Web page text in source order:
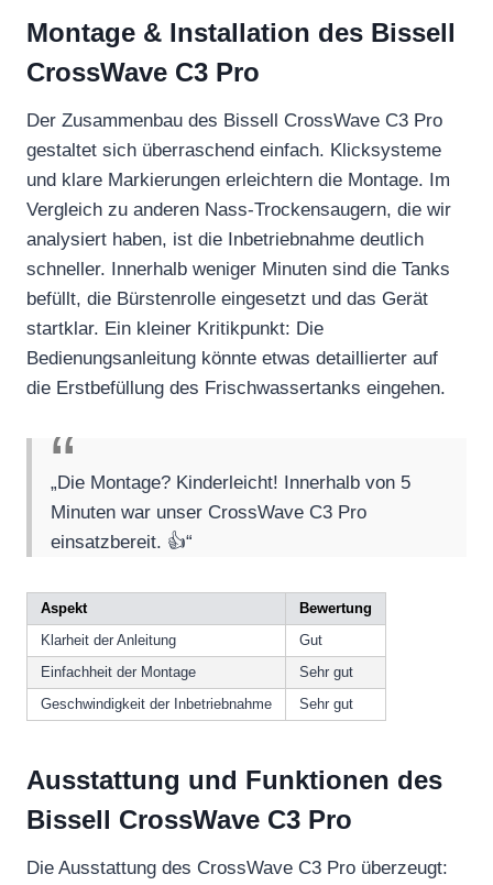
Montage & Installation des Bissell
CrossWave C3 Pro
Der Zusammenbau des Bissell CrossWave C3 Pro
gestaltet sich überraschend einfach. Klicksysteme
und klare Markierungen erleichtern die Montage. Im
Vergleich zu anderen Nass-Trockensaugern, die wir
analysiert haben, ist die Inbetriebnahme deutlich
schneller. Innerhalb weniger Minuten sind die Tanks
befüllt, die Bürstenrolle eingesetzt und das Gerät
startklar. Ein kleiner Kritikpunkt: Die
Bedienungsanleitung könnte etwas detaillierter auf
die Erstbefüllung des Frischwassertanks eingehen.
„Die Montage? Kinderleicht! Innerhalb von 5
Minuten war unser CrossWave C3 Pro
einsatzbereit. 👍“
Aspekt
Bewertung
Klarheit der Anleitung
Gut
Einfachheit der Montage
Sehr gut
Geschwindigkeit der Inbetriebnahme
Sehr gut
Ausstattung und Funktionen des
Bissell CrossWave C3 Pro
Die Ausstattung des CrossWave C3 Pro überzeugt: